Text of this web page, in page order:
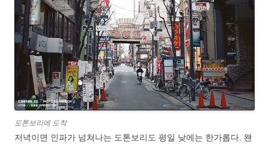
도톤보리에 도착
저녁이면 인파가 넘쳐나는 도톤보리도 평일 낮에는 한가롭다. 왠